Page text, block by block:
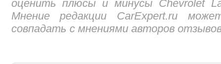
оценить плюсы и минусы Chevrolet
Мнение редакции CarExpert.ru
совпадать с мнениями авторов